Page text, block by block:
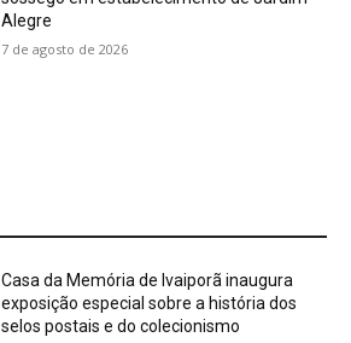
Alegre
7 de agosto de 2026
Casa da Memória de Ivaiporã inaugura
exposição especial sobre a história dos
selos postais e do colecionismo